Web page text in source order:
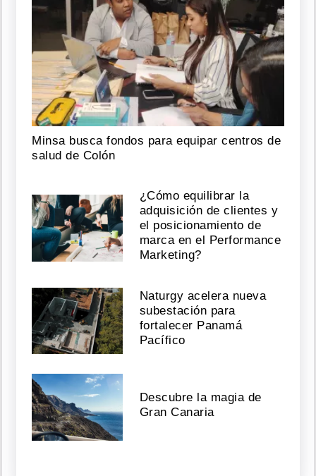
Minsa busca fondos para equipar centros de
salud de Colón
¿Cómo equilibrar la
adquisición de clientes y
el posicionamiento de
marca en el Performance
Marketing?
Naturgy acelera nueva
subestación para
fortalecer Panamá
Pacífico
Descubre la magia de
Gran Canaria